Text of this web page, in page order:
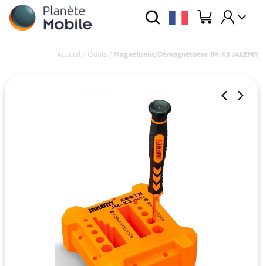
Accueil / Outils / Magnétiseur/Démagnétiseur JM-X3 JAKEMY